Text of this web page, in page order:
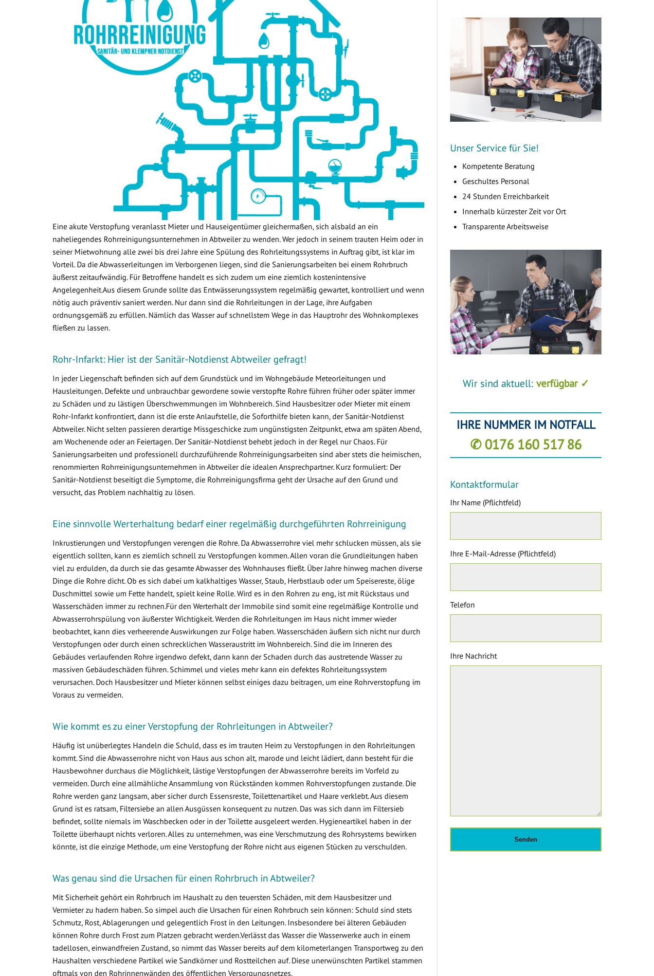
Eine akute Verstopfung veranlasst Mieter und Hauseigentümer gleichermaßen, sich alsbald an ein
naheliegendes Rohrreinigungsunternehmen in Abtweiler zu wenden. Wer jedoch in seinem trauten Heim oder in
seiner Mietwohnung alle zwei bis drei Jahre eine Spülung des Rohrleitungssystems in Auftrag gibt, ist klar im
Vorteil. Da die Abwasserleitungen im Verborgenen liegen, sind die Sanierungsarbeiten bei einem Rohrbruch
äußerst zeitaufwändig. Für Betroffene handelt es sich zudem um eine ziemlich kostenintensive
Angelegenheit.Aus diesem Grunde sollte das Entwässerungssystem regelmäßig gewartet, kontrolliert und wenn
nötig auch präventiv saniert werden. Nur dann sind die Rohrleitungen in der Lage, ihre Aufgaben
ordnungsgemäß zu erfüllen. Nämlich das Wasser auf schnellstem Wege in das Hauptrohr des Wohnkomplexes
fließen zu lassen.
Rohr-Infarkt: Hier ist der Sanitär-Notdienst Abtweiler gefragt!
In jeder Liegenschaft befinden sich auf dem Grundstück und im Wohngebäude Meteorleitungen und
Hausleitungen. Defekte und unbrauchbar gewordene sowie verstopfte Rohre führen früher oder später immer
zu Schäden und zu lästigen Überschwemmungen im Wohnbereich. Sind Hausbesitzer oder Mieter mit einem
Rohr-Infarkt konfrontiert, dann ist die erste Anlaufstelle, die Soforthilfe bieten kann, der Sanitär-Notdienst
Abtweiler. Nicht selten passieren derartige Missgeschicke zum ungünstigsten Zeitpunkt, etwa am späten Abend,
am Wochenende oder an Feiertagen. Der Sanitär-Notdienst behebt jedoch in der Regel nur Chaos. Für
Sanierungsarbeiten und professionell durchzuführende Rohrreinigungsarbeiten sind aber stets die heimischen,
renommierten Rohrreinigungsunternehmen in Abtweiler die idealen Ansprechpartner. Kurz formuliert: Der
Sanitär-Notdienst beseitigt die Symptome, die Rohrreinigungsfirma geht der Ursache auf den Grund und
versucht, das Problem nachhaltig zu lösen.
Eine sinnvolle Werterhaltung bedarf einer regelmäßig durchgeführten Rohrreinigung
Inkrustierungen und Verstopfungen verengen die Rohre. Da Abwasserrohre viel mehr schlucken müssen, als sie
eigentlich sollten, kann es ziemlich schnell zu Verstopfungen kommen. Allen voran die Grundleitungen haben
viel zu erdulden, da durch sie das gesamte Abwasser des Wohnhauses fließt. Über Jahre hinweg machen diverse
Dinge die Rohre dicht. Ob es sich dabei um kalkhaltiges Wasser, Staub, Herbstlaub oder um Speisereste, ölige
Duschmittel sowie um Fette handelt, spielt keine Rolle. Wird es in den Rohren zu eng, ist mit Rückstaus und
Wasserschäden immer zu rechnen.Für den Werterhalt der Immobile sind somit eine regelmäßige Kontrolle und
Abwasserrohrspülung von äußerster Wichtigkeit. Werden die Rohrleitungen im Haus nicht immer wieder
beobachtet, kann dies verheerende Auswirkungen zur Folge haben. Wasserschäden äußern sich nicht nur durch
Verstopfungen oder durch einen schrecklichen Wasseraustritt im Wohnbereich. Sind die im Inneren des
Gebäudes verlaufenden Rohre irgendwo defekt, dann kann der Schaden durch das austretende Wasser zu
massiven Gebäudeschäden führen. Schimmel und vieles mehr kann ein defektes Rohrleitungssystem
verursachen. Doch Hausbesitzer und Mieter können selbst einiges dazu beitragen, um eine Rohrverstopfung im
Voraus zu vermeiden.
Wie kommt es zu einer Verstopfung der Rohrleitungen in Abtweiler?
Häufig ist unüberlegtes Handeln die Schuld, dass es im trauten Heim zu Verstopfungen in den Rohrleitungen
kommt. Sind die Abwasserrohre nicht von Haus aus schon alt, marode und leicht lädiert, dann besteht für die
Hausbewohner durchaus die Möglichkeit, lästige Verstopfungen der Abwasserrohre bereits im Vorfeld zu
vermeiden. Durch eine allmähliche Ansammlung von Rückständen kommen Rohrverstopfungen zustande. Die
Rohre werden ganz langsam, aber sicher durch Essensreste, Toilettenartikel und Haare verklebt. Aus diesem
Grund ist es ratsam, Filtersiebe an allen Ausgüssen konsequent zu nutzen. Das was sich dann im Filtersieb
befindet, sollte niemals im Waschbecken oder in der Toilette ausgeleert werden. Hygieneartikel haben in der
Toilette überhaupt nichts verloren. Alles zu unternehmen, was eine Verschmutzung des Rohrsystems bewirken
könnte, ist die einzige Methode, um eine Verstopfung der Rohre nicht aus eigenen Stücken zu verschulden.
Was genau sind die Ursachen für einen Rohrbruch in Abtweiler?
Mit Sicherheit gehört ein Rohrbruch im Haushalt zu den teuersten Schäden, mit dem Hausbesitzer und
Vermieter zu hadern haben. So simpel auch die Ursachen für einen Rohrbruch sein können: Schuld sind stets
Schmutz, Rost, Ablagerungen und gelegentlich Frost in den Leitungen. Insbesondere bei älteren Gebäuden
können Rohre durch Frost zum Platzen gebracht werden.Verlässt das Wasser die Wasserwerke auch in einem
tadellosen, einwandfreien Zustand, so nimmt das Wasser bereits auf dem kilometerlangen Transportweg zu den
Haushalten verschiedene Partikel wie Sandkörner und Rostteilchen auf. Diese unerwünschten Partikel stammen
oftmals von den Rohrinnenwänden des öffentlichen Versorgungsnetzes.
Unser Service für Sie!
Kompetente Beratung
Geschultes Personal
24 Stunden Erreichbarkeit
Innerhalb kürzester Zeit vor Ort
Transparente Arbeitsweise
Wir sind aktuell: verfügbar ✓
IHRE NUMMER IM NOTFALL
✆ 0176 160 517 86
Kontaktformular
Ihr Name (Pflichtfeld)
Ihre E-Mail-Adresse (Pflichtfeld)
Telefon
Ihre Nachricht